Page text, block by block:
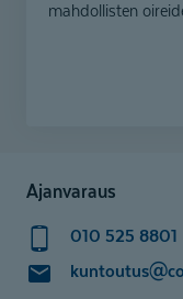
mahdollisten
toimenpiteet
Ajanvaraus
010 525 8801